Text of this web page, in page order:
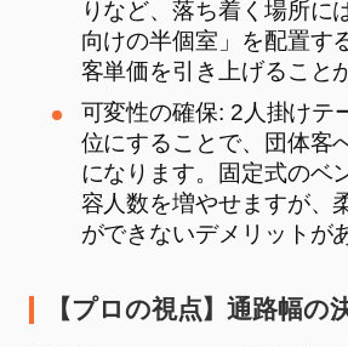
りなど、落ち着く場所に
向けの半個室」を配置す
客単価を引き上げること
可変性の確保: 2人掛けテ
位にすることで、団体客
になります。固定式のベ
容人数を増やせますが、
ができないデメリットが
【プロの視点】通路幅の